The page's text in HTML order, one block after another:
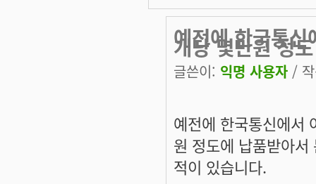
예전에 한국통
개당 몇만원 정도
글쓴이: 익명 사용자 /
예전에 한국통신에서
원 정도에 납품받아
적이 있습니다.